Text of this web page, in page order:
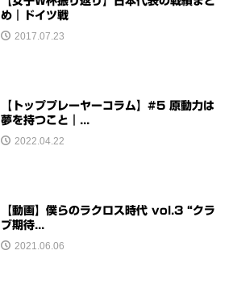
め｜ドイツ戦
2017.07.23
【トッププレーヤーコラム】#5 原動力は
夢を持つこと｜...
2022.04.22
【動画】僕らのラクロス時代 vol.3 “クラ
ブ期待...
2021.06.06